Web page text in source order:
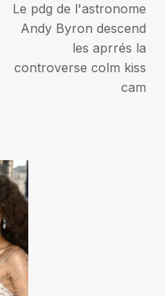
Le pdg de l'astronome
Andy Byron descend
les aprrés la
controverse colm kiss
cam